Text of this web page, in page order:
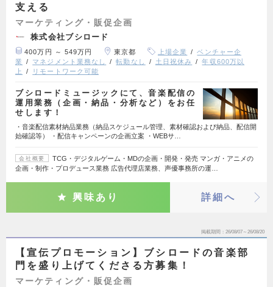
支える
マーケティング・販促企画
株式会社ブシロード
400万円 ～ 549万円 東京都 上場企業
ベンチャー企
業
マネジメント業務なし 転勤なし 土日祝休み
年収600万以
上
リモートワーク可能
ブシロードミュージックにて、音楽配信の
運用業務（企画・納品・分析など）をお任
せします！
・音楽配信素材納品業務（納品スケジュール管理、素材確認および納品、配信開
始確認等） ・配信キャンペーンの企画立案 ・WEBサ…
会社概要
TCG・デジタルゲーム・MDの企画・開発・発売 マンガ・アニメの
企画・制作・プロデュース業務 広告代理店業務、声優事務所の運…
興味あり 詳細へ
掲載期間 26/08/07～26/08/20
【宣伝プロモーション】ブシロードの音楽部
門を盛り上げてくださる方募集！
マーケティング・販促企画